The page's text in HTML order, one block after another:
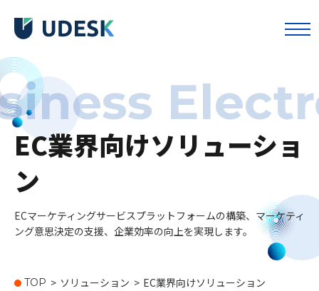
Udesk GaussMind
消費財
生命科学
自動車
電子商取引
EC業界向けソリューショ
ン
ECマーケティングサービスプラットフォームの構築、マーケティ
ング意思決定の支援、企業効率の向上を実現します。
TOP > ソリューション > EC業界向けソリューション